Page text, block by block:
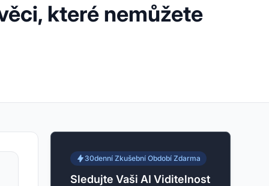
které nemůžete
30denní Zkušební Období Zdarma
Sledujte Vaši AI Viditelnost